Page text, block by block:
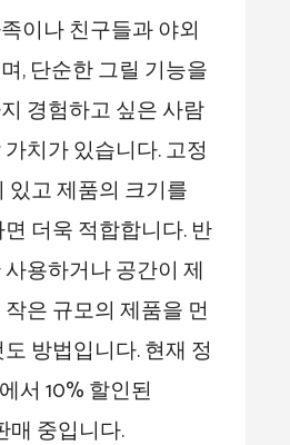
이나 친구들과 야외
, 단순한 그릴 기능을
경험하고 싶은 사람
치가 있습니다. 고정
있고 제품의 크기를
더욱 적합합니다. 반
용하거나 공간이 제
은 규모의 제품을 먼
방법입니다. 현재 정
서 10% 할인된
매 중입니다.